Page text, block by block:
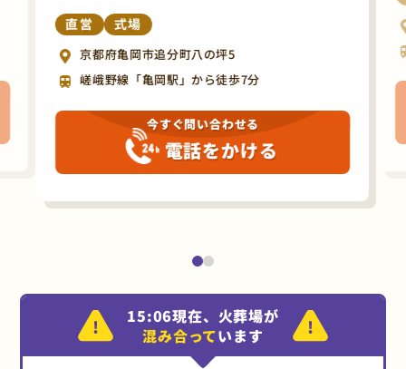
直営 式場
京都府亀岡市追分町八の坪5
嵯峨野線「亀岡駅」から徒歩7分
今すぐ問い合わせる
電話をかける
15:06現在、火葬場が
混み合っています